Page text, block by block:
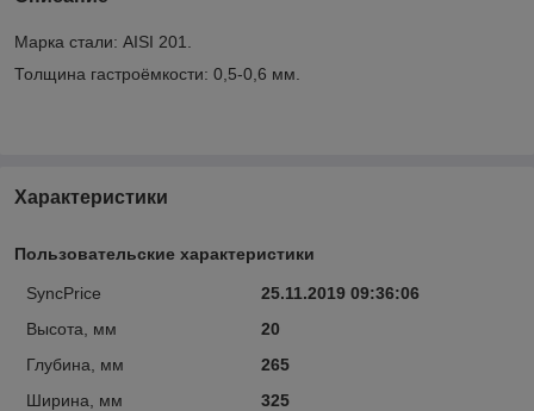
Марка стали: AISI 201.
Толщина гастроёмкости: 0,5-0,6 мм.
Характеристики
Пользовательские характеристики
SyncPrice
25.11.2019 09:36:06
Высота, мм
20
Глубина, мм
265
Ширина, мм
325